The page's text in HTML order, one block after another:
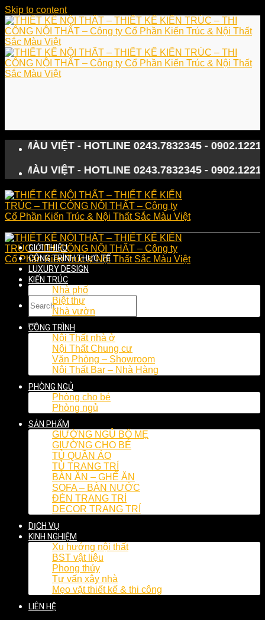
Skip to content
VIỆT - HOTLINE 0243.7832345 - 0902.122133
VIỆT - HOTLINE 0243.7832345 - 0902.122133
GIỚI THIỆU
CÔNG TRÌNH THỰC TẾ
LUXURY DESIGN
KIẾN TRÚC
Nhà phố
Biệt thự
Nhà vườn
CÔNG TRÌNH
Nội Thất nhà ở
Nội Thất Chung cư
Văn Phòng – Showroom
Nội Thất Bar – Nhà Hàng
PHÒNG NGỦ
Phòng cho bé
Phòng ngủ
SẢN PHẨM
GIƯỜNG NGỦ BỐ MẸ
GIƯỜNG CHO BÉ
TỦ QUẦN ÁO
TỦ TRANG TRÍ
BÀN ĂN – GHẾ ĂN
SOFA – BÀN NƯỚC
ĐÈN TRANG TRÍ
DECOR TRANG TRÍ
DỊCH VỤ
KINH NGHIỆM
Xu hướng nội thất
BST vật liệu
Phong thủy
Tư vấn xây nhà
Mẹo vặt thiết kế & thi công
LIÊN HỆ